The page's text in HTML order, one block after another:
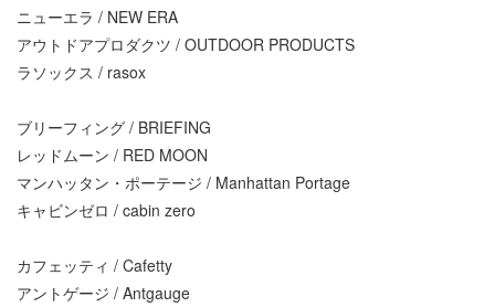
ニューエラ / NEW ERA
アウトドアプロダクツ / OUTDOOR PRODUCTS
ラソックス / rasox
ブリーフィング / BRIEFING
レッドムーン / RED MOON
マンハッタン・ポーテージ / Manhattan Portage
キャビンゼロ / cabin zero
カフェッティ / Cafetty
アントゲージ / Antgauge